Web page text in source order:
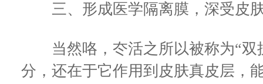
三、形成医学隔离膜，深受皮
当然咯，冭活之所以被称为“双
分，还在于它作用到皮肤真皮层，